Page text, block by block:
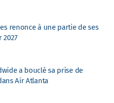
renonce à une partie de ses
2027
a bouclé sa prise de
Air Atlanta